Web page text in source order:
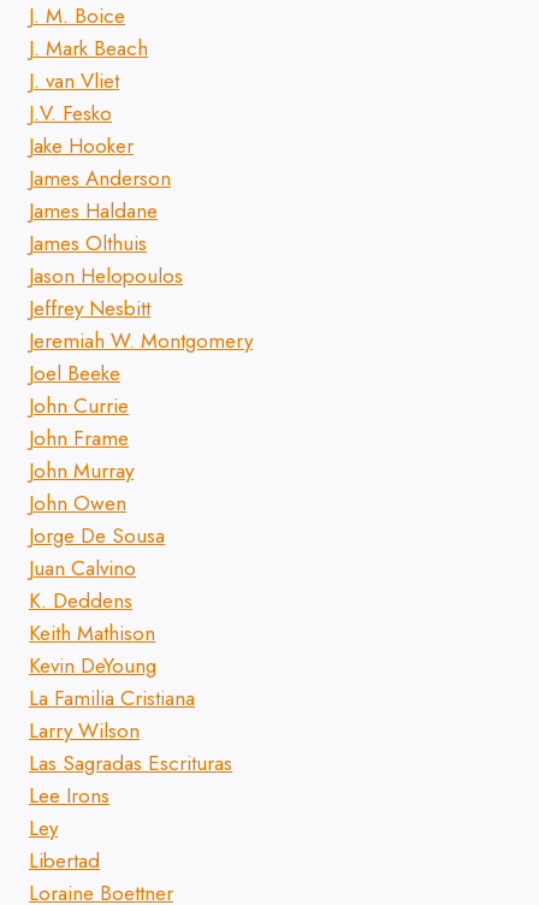
J. M. Boice
J. Mark Beach
J. van Vliet
J.V. Fesko
Jake Hooker
James Anderson
James Haldane
James Olthuis
Jason Helopoulos
Jeffrey Nesbitt
Jeremiah W. Montgomery
Joel Beeke
John Currie
John Frame
John Murray
John Owen
Jorge De Sousa
Juan Calvino
K. Deddens
Keith Mathison
Kevin DeYoung
La Familia Cristiana
Larry Wilson
Las Sagradas Escrituras
Lee Irons
Ley
Libertad
Loraine Boettner